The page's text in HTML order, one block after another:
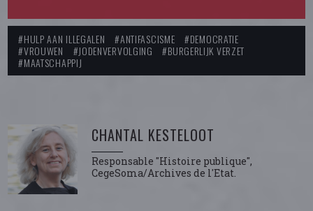
#HULP AAN ILLEGALEN #ANTIFASCISME
#DEMOCRATIE
#VROUWEN
#JODENVERVOLGING
#BURGERLIJK VERZET
#MAATSCHAPPIJ
CHANTAL KESTELOOT
Responsable "Histoire publique",
CegeSoma/Archives de l'Etat.